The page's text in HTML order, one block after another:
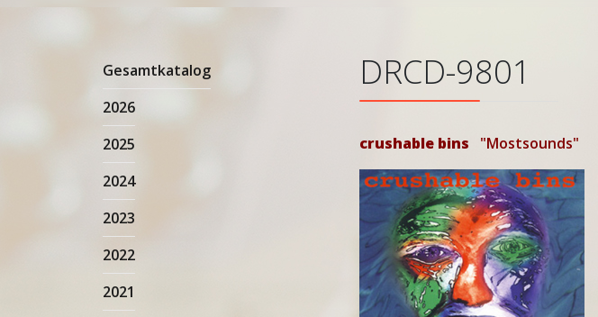
Gesamtkatalog
2026
2025
2024
2023
2022
2021
DRCD-9801
crushable bins "Mostsounds"